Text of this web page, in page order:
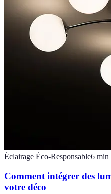
Éclairage Éco-Responsable6 min
Comment intégrer des
votre déco